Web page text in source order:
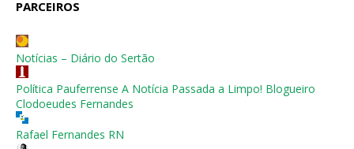
PARCEIROS
Notícias – Diário do Sertão
Política Pauferrense A Notícia Passada a Limpo! Blogueiro
Clodoeudes Fernandes
Rafael Fernandes RN